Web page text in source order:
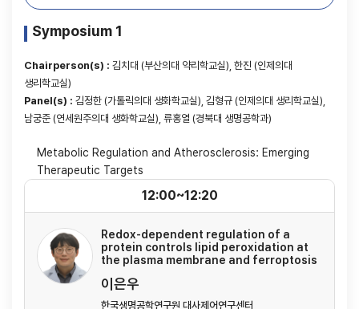
Symposium 1
Chairperson(s) : 김치대 (부산의대 약리학교실), 한진 (인제의대
생리학교실)
Panel(s) : 김정한 (가톨릭의대 생화학교실), 김형규 (인제의대 생리학교실),
남궁준 (연세원주의대 생화학교실), 류홍열 (경북대 생명공학과)
Metabolic Regulation and Atherosclerosis: Emerging
Therapeutic Targets
Redox-dependent regulation of a
protein controls lipid peroxidation at
the plasma membrane and ferroptosis
이은우
한국생명공학연구원 대사제어연구센터
12:00~12:20